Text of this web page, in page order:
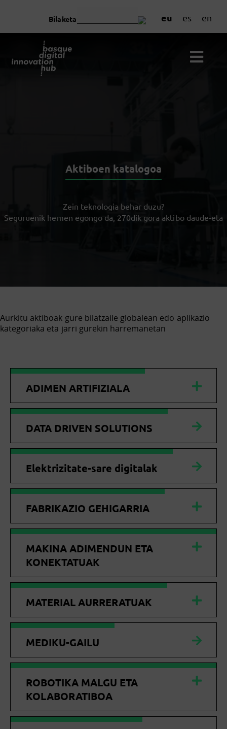
eu es en
Bilaketa
Aktiboen katalogoa
Zein teknologia behar duzu?
Seguruenik hemen egongo da, 270dik gora aktibo daude-eta
Aurkitu aktiboak gure bilatzaile globalean edo aplikazio
kategoriaka eta jarri gurekin harremanetan
ADIMEN ARTIFIZIALA
DATA DRIVEN SOLUTIONS
Elektrizitate-sare digitalak
FABRIKAZIO GEHIGARRIA
MAKINA ADIMENDUN ETA
KONEKTATUAK
MATERIAL AURRERATUAK
MEDIKU-GAILU
ROBOTIKA MALGU ETA
KOLABORATIBOA